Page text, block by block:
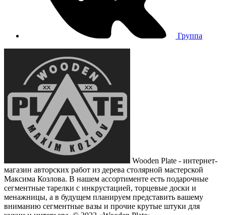
Группа
Wooden Plate - интернет-
магазин авторских работ из дерева столярной мастерской
Максима Козлова. В нашем ассортименте есть подарочные
сегментные тарелки с инкрустацией, торцевые доски и
менажницы, а в будущем планируем представить вашему
вниманию сегментные вазы и прочие крутые штуки для